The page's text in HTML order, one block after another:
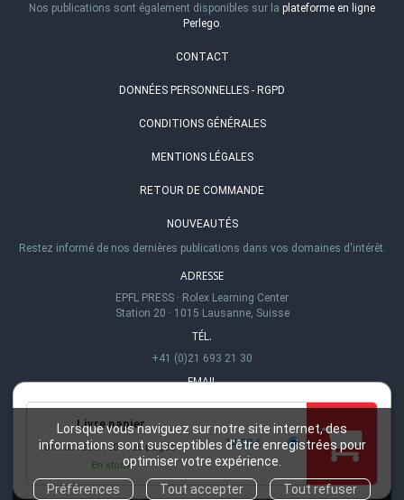
Lorsque vous naviguez sur notre site internet, des
informations sont susceptibles d'être enregistrées pour
optimiser votre expérience.
Préférences
Tout accepter Tout refuser
Livre papier
format 120 x 180 128 pages
En stock
14,90 €
Nos publications sont également disponibles sur la plateforme en ligne
Perlego.
CONTACT
DONNÉES PERSONNELLES - RGPD
CONDITIONS GÉNÉRALES
MENTIONS LÉGALES
RETOUR DE COMMANDE
NOUVEAUTÉS
Restez informé de nos dernières publications dans vos domaines d'intérêt.
ADRESSE
EPFL PRESS · Rolex Learning Center
Station 20 · 1015 Lausanne, Suisse
TÉL.
+41 (0)21 693 21 30
EMAIL
info@epflpress.org
HEURES D'OUVERTURE
Lu-Ve 8h00 - 17h00